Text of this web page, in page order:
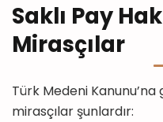
Saklı Pay
Mirasçılar
Türk Medeni Kanunu’na
mirasçılar şunlardır: